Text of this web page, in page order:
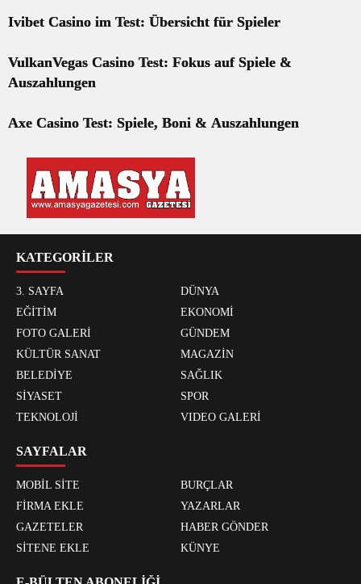
Ivibet Casino im Test: Übersicht für Spieler
VulkanVegas Casino Test: Fokus auf Spiele &
Auszahlungen
Axe Casino Test: Spiele, Boni & Auszahlungen
KATEGORİLER
3. SAYFA
DÜNYA
EĞİTİM
EKONOMİ
FOTO GALERİ
GÜNDEM
KÜLTÜR SANAT
MAGAZİN
BELEDİYE
SAĞLIK
SİYASET
SPOR
TEKNOLOJİ
VIDEO GALERİ
SAYFALAR
MOBİL SİTE
BURÇLAR
FİRMA EKLE
YAZARLAR
GAZETELER
HABER GÖNDER
SİTENE EKLE
KÜNYE